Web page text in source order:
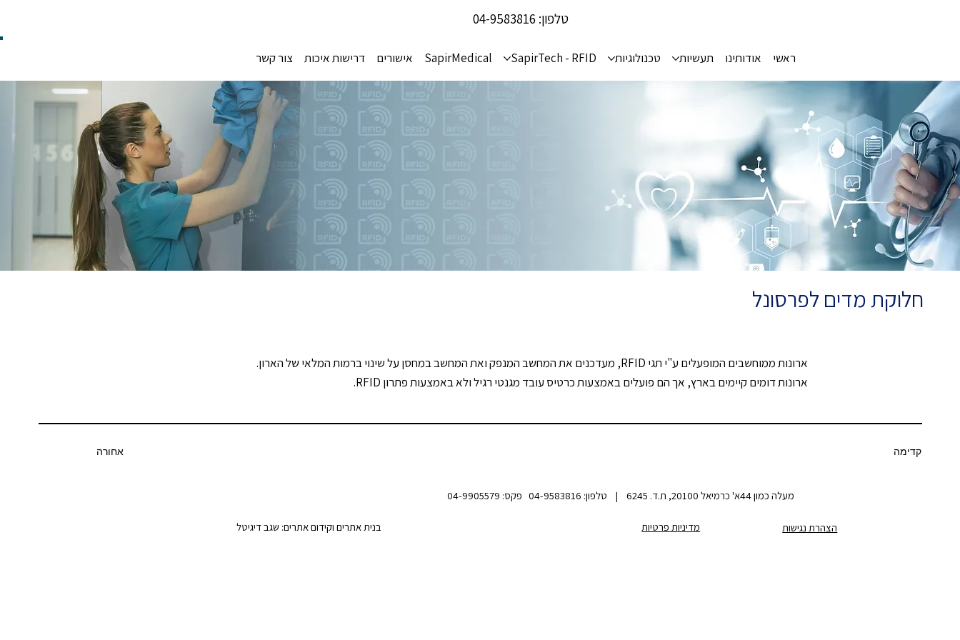
ראשי אודותינו תעשיות טכנולוגיות SapirTech - RFID
SapirMedical אישורים דרישות איכות צור קשר
טלפון: 04-9583816
חלוקת מדים לפרסונל
ארונות ממוחשבים המופעלים ע"י תגי RFID, מעדכנים את המחשב המנפק ואת המחשב במחסן על שינוי ברמות המלאי של הארון.
ארונות דומים קיימים בארץ, אך הם פועלים באמצעות כרטיס עובד מגנטי רגיל ולא באמצעות פתרון RFID.
אחורה קדימה
מעלה כמון 44א' כרמיאל 20100, ת.ד. 6245 | טלפון: 04-9583816 פקס: 04-9905579
מדיניות פרטיות הצהרת נגישות בנית אתרים וקידום אתרים: שגב דיגיטל